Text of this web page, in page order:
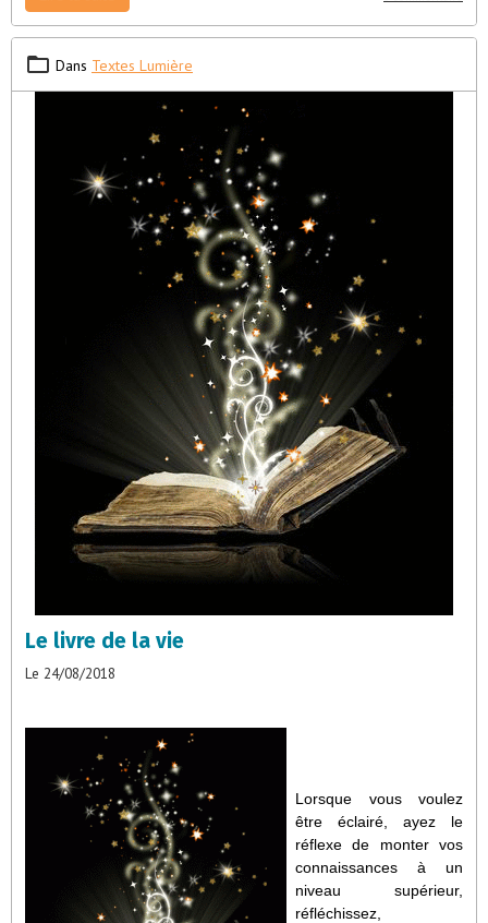
Dans Textes Lumière
Le livre de la vie
Le 24/08/2018
Lorsque vous voulez
être éclairé, ayez le
réflexe de monter vos
connaissances à un
niveau supérieur,
réfléchissez,